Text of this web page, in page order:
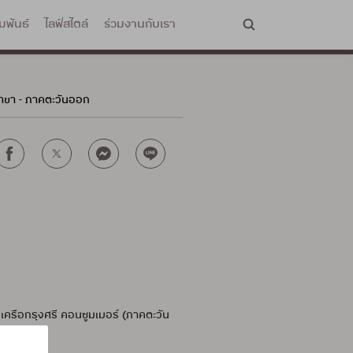
พันธ์ ไลฟ์สไตล์ ร่วมงานกับเรา
า - ภาคตะวันออก
ครือกรุงศรี คอนซูมเมอร์(ภาคตะวัน